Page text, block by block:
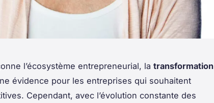
l’écosystème entrepreneurial, la transformation
évidence pour les entreprises qui souhaitent
Cependant, avec l’évolution constante des